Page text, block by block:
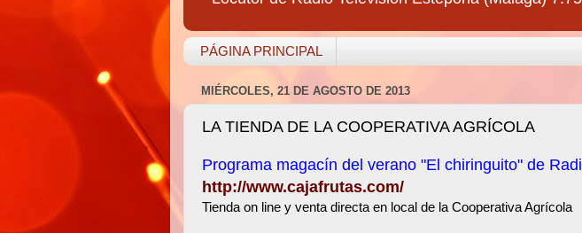
PÁGINA PRINCIPAL
MIÉRCOLES, 21 DE AGOSTO DE 2013
LA TIENDA DE LA COOPERATIVA AGRÍCOLA
Programa magacín del verano "El chiringuito" de
http://www.cajafrutas.com/
Tienda on line y venta directa en local de la Cooperativa Agrícola